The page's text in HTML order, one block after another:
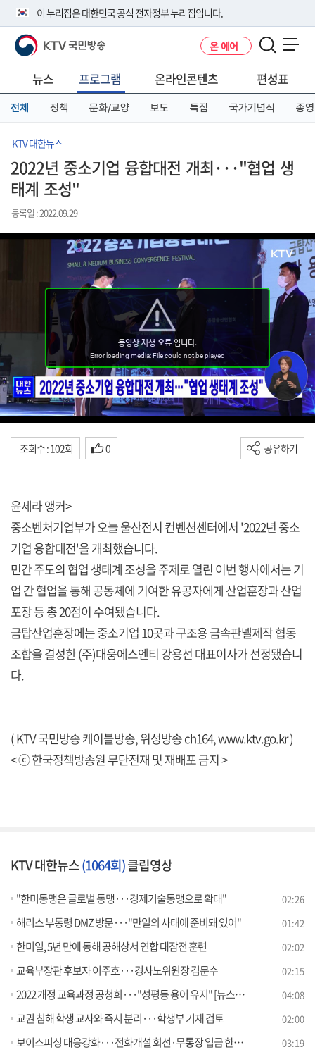
이 누리집은 대한민국 공식 전자정부 누리집입니다.
공식 누리집 주소 확인하기
니다.
이밖에 or.kr 또는 .kr등 다른 도메인 주소를 사용하고 있다면 아래 URL에
서 도메인 주소를 확인해 보세요
KTV 국민방송 온 에어
뉴스 프로그램 온라인콘텐츠 편성표
전체 정책 문화/교양 보도 특집 국가기념식 종영
KTV 대한뉴스
2022년 중소기업 융합대전 개최···"협업 생
태계 조성"
등록일 : 2022.09.29
조회수 : 102회 0 공유하기
윤세라 앵커>
중소벤처기업부가 오늘 울산전시 컨벤션센터에서 '2022년 중소
기업 융합대전'을 개최했습니다.
민간 주도의 협업 생태계 조성을 주제로 열린 이번 행사에서는 기
업 간 협업을 통해 공동체에 기여한 유공자에게 산업훈장과 산업
포장 등 총 20점이 수여됐습니다.
금탑산업훈장에는 중소기업 10곳과 구조용 금속판넬제작 협동
조합을 결성한 (주)대웅에스엔티 강용선 대표이사가 선정됐습니
다.
( KTV 국민방송 케이블방송, 위성방송 ch164,www.ktv.go.kr)
< ⓒ 한국정책방송원 무단전재 및 재배포 금지 >
KTV 대한뉴스(1064회)클립영상
"한미동맹은 글로벌 동맹···경제기술동맹으로 확대" 02:26
해리스 부통령 DMZ 방문···"만일의 사태에 준비돼 있어" 01:42
한미일, 5년 만에 동해 공해상서 연합 대잠전 훈련 02:02
교육부장관 후보자 이주호···경사노위원장 김문수 02:15
2022 개정 교육과정 공청회···"성평등 용어 유지" [뉴스의 맥] 04:08
교권 침해 학생 교사와 즉시 분리···학생부 기재 검토 02:00
보이스피싱 대응강화···전화개설 회선·무통장 입금 한도 축소 03:19